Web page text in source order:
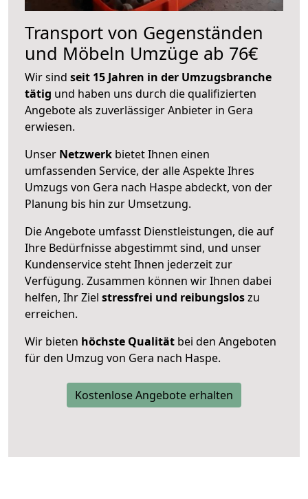
Transport von Gegenständen
und Möbeln Umzüge ab 76€
Wir sind seit 15 Jahren in der Umzugsbranche
tätig und haben uns durch die qualifizierten
Angebote als zuverlässiger Anbieter in Gera
erwiesen.
Unser Netzwerk bietet Ihnen einen
umfassenden Service, der alle Aspekte Ihres
Umzugs von Gera nach Haspe abdeckt, von der
Planung bis hin zur Umsetzung.
Die Angebote umfasst Dienstleistungen, die auf
Ihre Bedürfnisse abgestimmt sind, und unser
Kundenservice steht Ihnen jederzeit zur
Verfügung. Zusammen können wir Ihnen dabei
helfen, Ihr Ziel stressfrei und reibungsloszu
erreichen.
Wir bieten höchste Qualität bei den Angeboten
für den Umzug von Gera nach Haspe.
Kostenlose Angebote erhalten